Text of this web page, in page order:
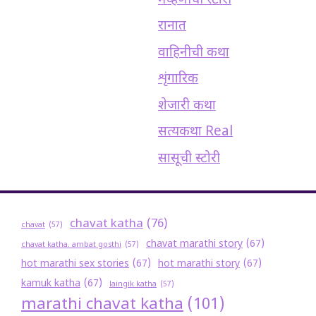
रानात
वाहिनीची कथा
शृंगारिक
शेजारी कथा
सत्यकथा Real
सासूची स्टोरी
chavat (57) chavat katha (76)
chavat katha. ambat gosthi (57) chavat marathi story (67)
hot marathi sex stories (67) hot marathi story (67)
kamuk katha (67) laingik katha (57)
marathi chavat katha (101)